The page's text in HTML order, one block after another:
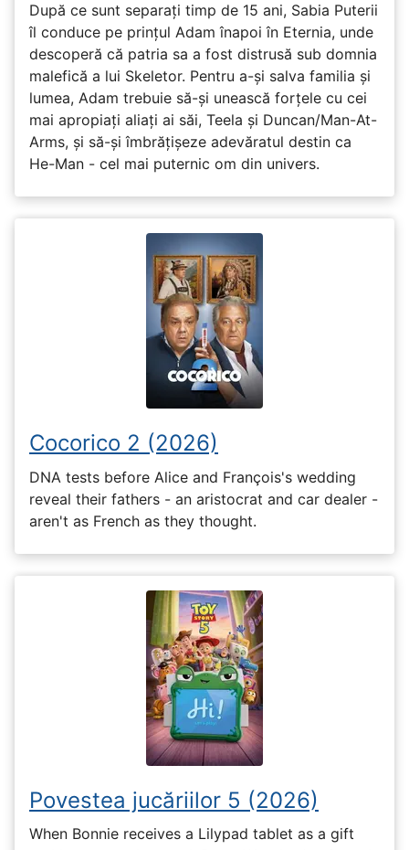
După ce sunt separați timp de 15 ani, Sabia Puterii
îl conduce pe prințul Adam înapoi în Eternia, unde
descoperă că patria sa a fost distrusă sub domnia
malefică a lui Skeletor. Pentru a-și salva familia și
lumea, Adam trebuie să-și unească forțele cu cei
mai apropiați aliați ai săi, Teela și Duncan/Man-At-
Arms, și să-și îmbrățișeze adevăratul destin ca
He-Man - cel mai puternic om din univers.
Cocorico 2 (2026)
DNA tests before Alice and François's wedding
reveal their fathers - an aristocrat and car dealer -
aren't as French as they thought.
Povestea jucăriilor 5 (2026)
When Bonnie receives a Lilypad tablet as a gift